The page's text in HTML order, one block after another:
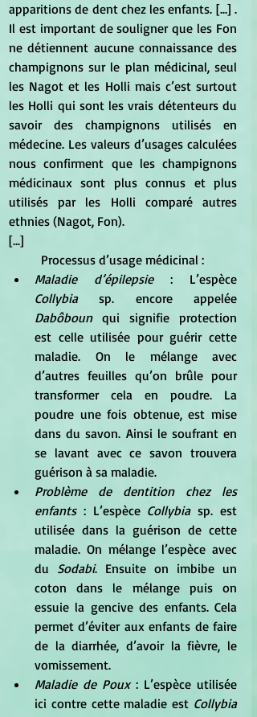
apparitions de dent chez les enfants. [...] .
Il est important de souligner que les Fon
ne détiennent aucune connaissance des
champignons sur le plan médicinal, seul
les Nagot et les Holli mais c’est surtout
les Holli qui sont les vrais détenteurs du
savoir des champignons utilisés en
médecine. Les valeurs d’usages calculées
nous confirment que les champignons
médicinaux sont plus connus et plus
utilisés par les Holli comparé autres
ethnies (Nagot, Fon).
[...]
	Processus d’usage médicinal :
Maladie d’épilepsie
Collybia sp. encore appelée
Dabôboun qui signifie protection
est celle utilisée pour guérir cette
maladie. On le mélange avec
d’autres feuilles qu’on brûle pour
transformer cela en poudre. La
poudre une fois obtenue, est mise
dans du savon. Ainsi le soufrant en
se lavant avec ce savon trouvera
guérison à sa maladie.
Problème de dentition chez les
enfants : L’espèce Collybia sp. est
utilisée dans la guérison de cette
maladie. On mélange l’espèce avec
du Sodabi. Ensuite on imbibe un
coton dans le mélange puis on
essuie la gencive des enfants. Cela
permet d’éviter aux enfants de faire
de la diarrhée, d’avoir la fièvre, le
vomissement.
Maladie de Poux : L’espèce utilisée
ici contre cette maladie est Collybia